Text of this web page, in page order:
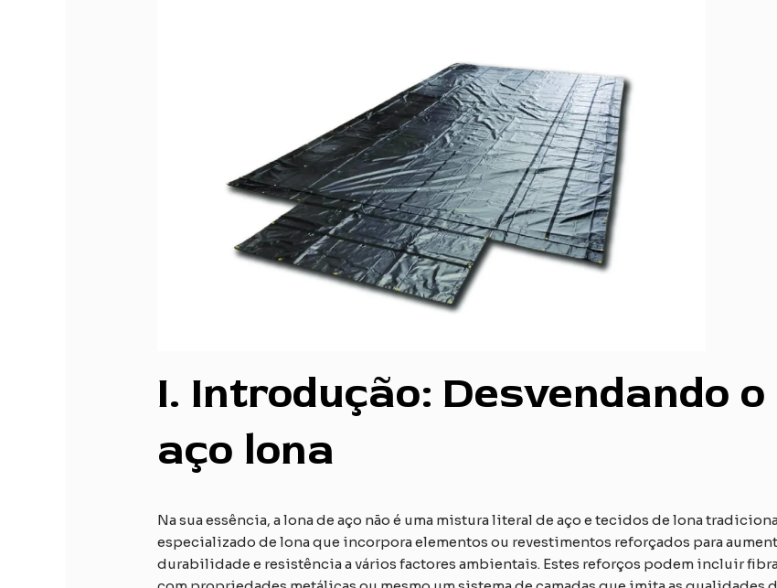
I. Introdução: Desvendando
aço lona
Na sua essência, a lona de aço não é uma mistura literal de aço e tecidos de lona
especializado de lona que incorpora elementos ou revestimentos reforçados para
durabilidade e resistência a vários factores ambientais. Estes reforços podem incluir